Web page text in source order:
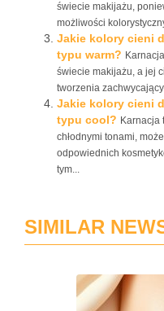
świecie makijażu,
możliwości
Jakie kolory cieni
typu warm?
świecie makijażu, a jej
tworzenia
Jakie kolory cieni
typu cool? Karnacja
chłodnymi tonami,
odpowiednich
tym...
SIMILAR